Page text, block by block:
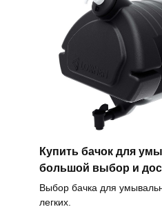
Купить бачок для
большой выбор и
Выбор бачка для
легких.